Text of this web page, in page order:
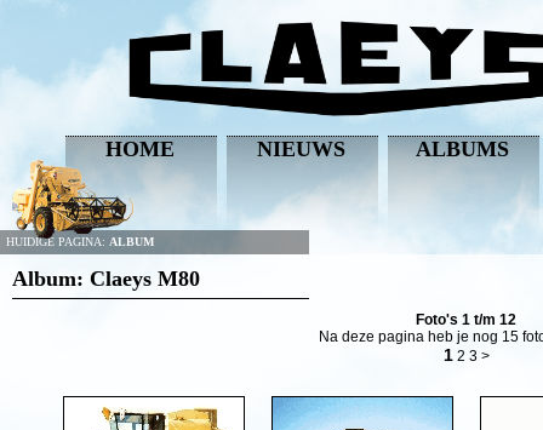
HOME NIEUWS ALBUMS
HUIDIGE PAGINA: ALBUM
Album: Claeys M80
Foto's 1 t/m 12
Na deze pagina heb je nog 15
1 2 3 >